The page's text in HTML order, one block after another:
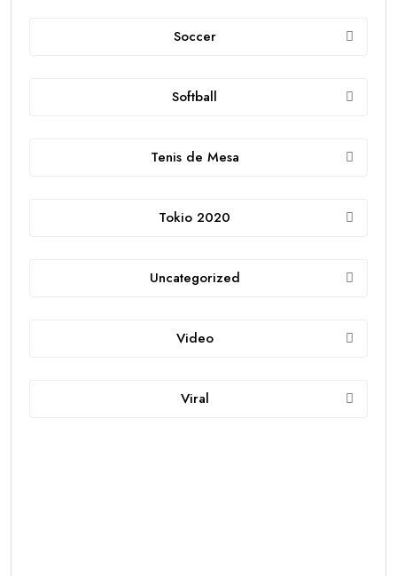
Soccer
Softball
Tenis de Mesa
Tokio 2020
Uncategorized
Video
Viral